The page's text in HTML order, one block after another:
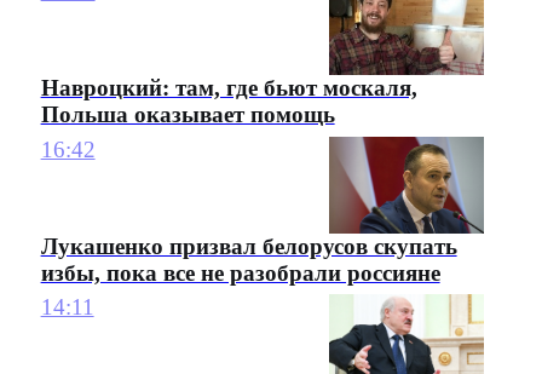
Навроцкий: там, где бьют москаля,
Польша оказывает помощь
16:42
Лукашенко призвал белорусов скупать
избы, пока все не разобрали россияне
14:11